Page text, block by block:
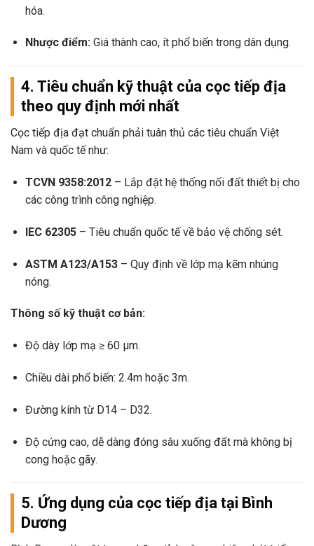
hóa.
Nhược điểm:Giá thành cao, ít phổ biến trong dân dụng.
4. Tiêu chuẩn kỹ thuật của cọc tiếp địa
theo quy định mới nhất
Cọc tiếp địa đạt chuẩn phải tuân thủ các tiêu chuẩn Việt
Nam và quốc tế như:
TCVN 9358:2012– Lắp đặt hệ thống nối đất thiết bị cho
các công trình công nghiệp.
IEC 62305– Tiêu chuẩn quốc tế về bảo vệ chống sét.
ASTM A123/A153– Quy định về lớp mạ kẽm nhúng
nóng.
Thông số kỹ thuật cơ bản:
Độ dày lớp mạ ≥ 60 µm.
Chiều dài phổ biến: 2.4m hoặc 3m.
Đường kính từ D14 – D32.
Độ cứng cao, dễ dàng đóng sâu xuống đất mà không bị
cong hoặc gãy.
5. Ứng dụng của cọc tiếp địa tại Bình
Dương